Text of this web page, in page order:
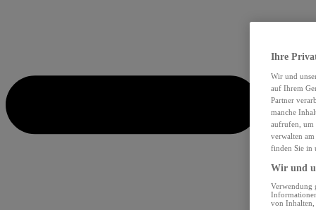
Ihre
Wir und
auf Ihrem
Partner
manche
aufrufen, um
verwalten
finden Sie in
Wir und
Verwendung
von Inhalten,